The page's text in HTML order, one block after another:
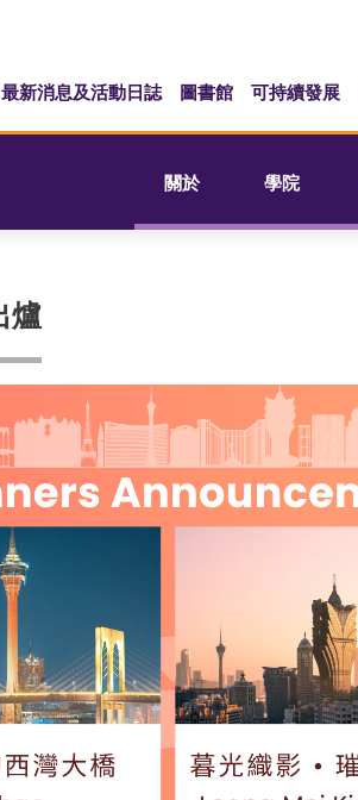
最新消息及活動日誌 圖書館 可持續發展
關於 學院
爐